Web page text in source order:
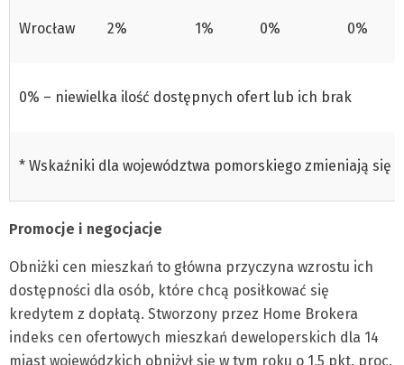
Wrocław 2% 1% 0% 0%
0% – niewielka ilość dostępnych ofert lub ich brak
* Wskaźniki dla województwa pomorskiego zmieniają się
Promocje i negocjacje
Obniżki cen mieszkań to główna przyczyna wzrostu ich
dostępności dla osób, które chcą posiłkować się
kredytem z dopłatą. Stworzony przez Home Brokera
indeks cen ofertowych mieszkań deweloperskich dla 14
miast wojewódzkich obniżył się w tym roku o 1,5 pkt. proc.